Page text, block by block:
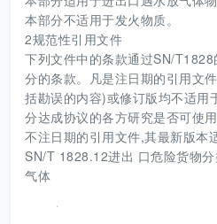
本部分不适用于发火物质。
2规范性引用文件
下列文件中的条款通过SN/
分的条款。凡是注日期的引用文
括勘误的内容)或修订版均不适用
分达成协议的各方研究是否可使
不注日期的引用文件,其最新版本
SN/T 1828.12进出 口危险货物
气体